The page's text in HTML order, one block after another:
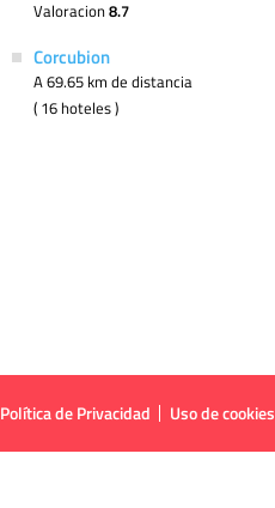
Valoracion8.7
Corcubion
A 69.65 km de distancia
( 16 hoteles )
Política de Privacidad Uso de cookies